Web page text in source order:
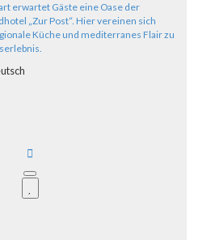
erwartet Gäste eine Oase der
„Zur Post“. Hier vereinen sich
Küche und mediterranes Flair zu